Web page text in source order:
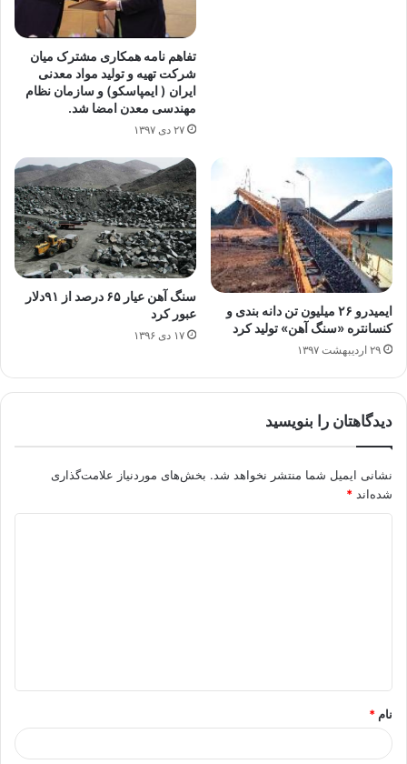
تفاهم نامه همکاری مشترک میان
شرکت تهیه و تولید مواد معدنی
ایران ( ایمپاسکو) و سازمان نظام
مهندسی معدن امضا شد.
۲۷ دی ۱۳۹۷
ایمیدرو ۲۶ میلیون تن دانه بندی و
کنسانتره «سنگ آهن» تولید کرد
۲۹ اردیبهشت ۱۳۹۷
سنگ آهن عیار ۶۵ درصد از ۹۱دلار
عبور کرد
۱۷ دی ۱۳۹۶
دیدگاهتان را بنویسید
نشانی ایمیل شما منتشر نخواهد شد. بخش‌های موردنیاز علامت‌گذاری
شده‌اند *
*
نام *